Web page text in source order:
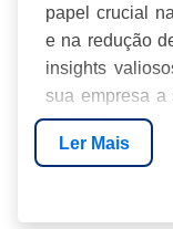
papel crucial
e na redução
insights
sua empresa a
de 2026.
Ler Mais